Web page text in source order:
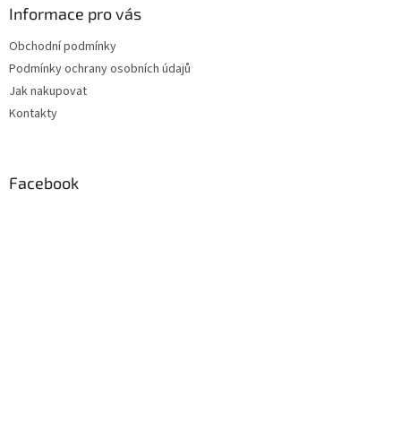
Informace pro vás
Obchodní podmínky
Podmínky ochrany osobních údajů
Jak nakupovat
Kontakty
Facebook